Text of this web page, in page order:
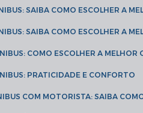
SAIBA COMO ESCOLHER A
SAIBA COMO ESCOLHER A
COMO ESCOLHER A
PRATICIDADE E CONFORTO
COM MOTORISTA: SAIBA